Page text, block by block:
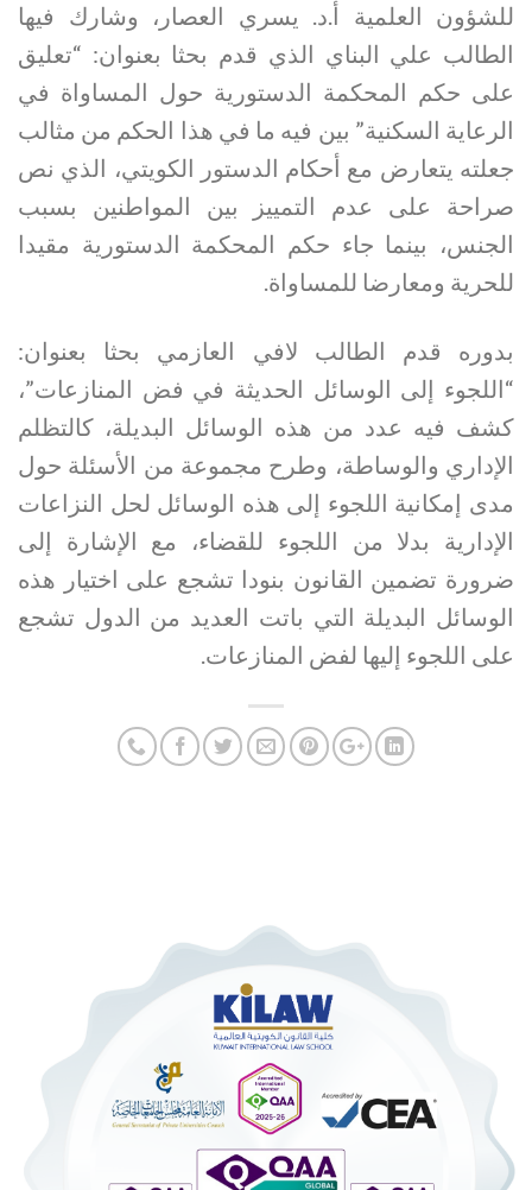
للشؤون العلمية أ.د. يسري العصار، وشارك فيها
الطالب علي البناي الذي قدم بحثا بعنوان: “تعليق
على حكم المحكمة الدستورية حول المساواة في
الرعاية السكنية” بين فيه ما في هذا الحكم من مثالب
جعلته يتعارض مع أحكام الدستور الكويتي، الذي نص
صراحة على عدم التمييز بين المواطنين بسبب
الجنس، بينما جاء حكم المحكمة الدستورية مقيدا
للحرية ومعارضا للمساواة.
بدوره قدم الطالب لافي العازمي بحثا بعنوان:
“اللجوء إلى الوسائل الحديثة في فض المنازعات”،
كشف فيه عدد من هذه الوسائل البديلة، كالتظلم
الإداري والوساطة، وطرح مجموعة من الأسئلة حول
مدى إمكانية اللجوء إلى هذه الوسائل لحل النزاعات
الإدارية بدلا من اللجوء للقضاء، مع الإشارة إلى
ضرورة تضمين القانون بنودا تشجع على اختيار هذه
الوسائل البديلة التي باتت العديد من الدول تشجع
على اللجوء إليها لفض المنازعات.